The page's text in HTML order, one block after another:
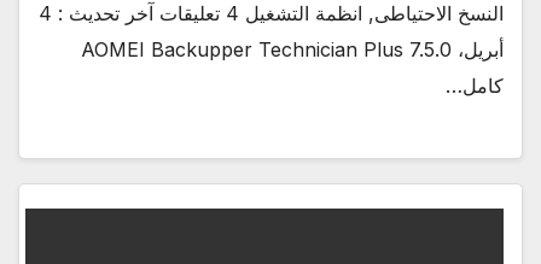
النسخ الاحتياطى, انظمة التشغيل 4 تعليقات آخر تحديث : 4
أبريل، AOMEI Backupper Technician Plus 7.5.0
كامل…